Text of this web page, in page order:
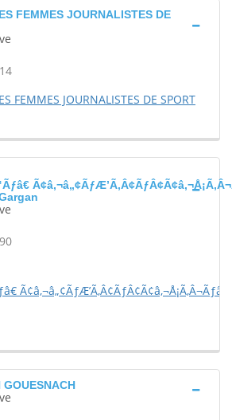
FEMMES JOURNALISTES DE
FEMMES JOURNALISTES DE SPORT
GOUESNACH